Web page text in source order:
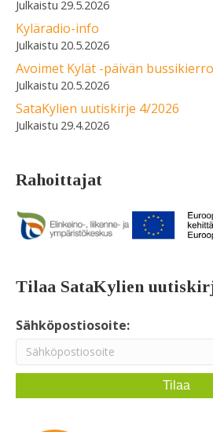
29.5.2026
Kyläradio-info
20.5.2026
Avoimet Kylät -päivän
20.5.2026
SataKylien uutiskirje 4/2026
29.4.2026
Rahoittajat
Tilaa SataKylien
Sähköpostiosoite: